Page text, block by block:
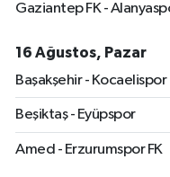
Gaziantep FK -
16 Ağustos, Pazar
Başakşehir - Kocaelispor
Beşiktaş - Eyüpspor
Amed - Erzurumspor FK